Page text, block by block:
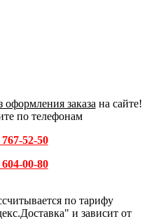
оформления заказа на сайте!
по телефонам
52-50
00-80
по тарифу
и зависит от